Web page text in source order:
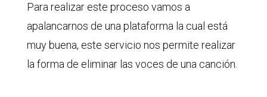
Para realizar este proceso vamos a
apalancarnos de una plataforma la cual está
muy buena, este servicio nos permite realizar
la forma de eliminar las voces de una canción.